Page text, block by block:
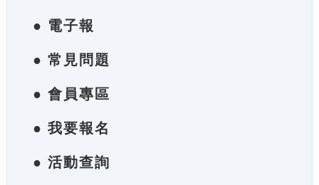
● 電子報
● 常見問題
● 會員專區
● 我要報名
● 活動查詢